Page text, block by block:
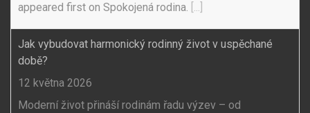
appeared first on Spokojená rodina. [...]
Jak vybudovat harmonický rodinný život v uspěchané
době?
12 května 2026
Moderní život přináší rodinám řadu výzev – od